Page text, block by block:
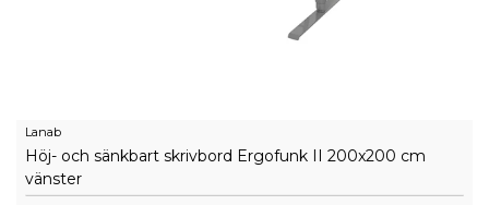
Lanab
Höj- och sänkbart skrivbord Ergofunk II 200x200 cm
vänster